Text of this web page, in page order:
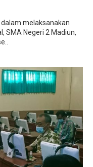
melaksanakan
SMA Negeri 2 Madiun,